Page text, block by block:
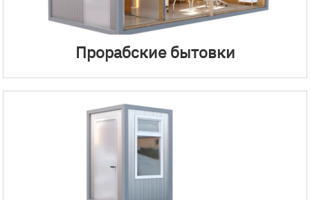
Прорабские бытовки